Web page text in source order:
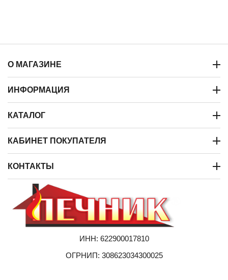
О МАГАЗИНЕ
ИНФОРМАЦИЯ
КАТАЛОГ
КАБИНЕТ ПОКУПАТЕЛЯ
КОНТАКТЫ
ИНН: 622900017810
ОГРНИП: 308623034300025